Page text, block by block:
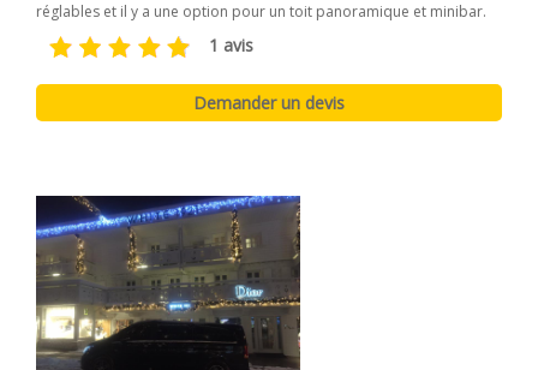
réglables et il y a une option pour un toit panoramique et minibar.
1 avis